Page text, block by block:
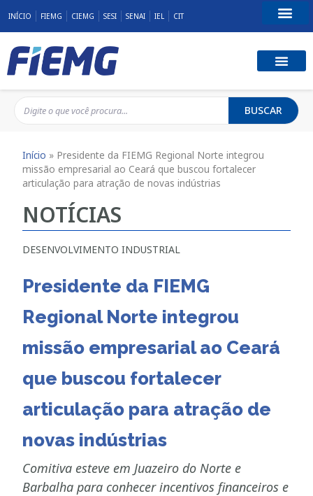
INÍCIO FIEMG CIEMG SESI SENAI IEL CIT
BUSCAR
Início » Presidente da FIEMG Regional Norte integrou
missão empresarial ao Ceará que buscou fortalecer
articulação para atração de novas indústrias
NOTÍCIAS
DESENVOLVIMENTO INDUSTRIAL
Presidente da FIEMG
Regional Norte integrou
missão empresarial ao Ceará
que buscou fortalecer
articulação para atração de
novas indústrias
Comitiva esteve em Juazeiro do Norte e
Barbalha para conhecer incentivos financeiros e